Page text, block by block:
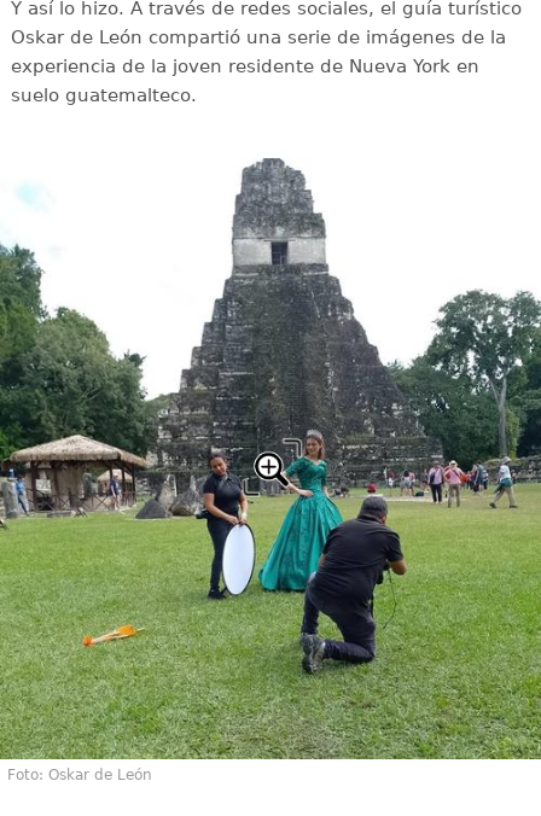
Y así lo hizo. A través de redes sociales, el guía turístico
Oskar de León compartió una serie de imágenes de la
experiencia de la joven residente de Nueva York en
suelo guatemalteco.
Foto: Oskar de León